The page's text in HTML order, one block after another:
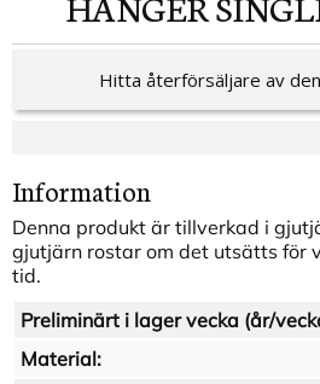
Hitta återförsäljare av
Information
Denna produkt är tillverkad i
gjutjärn rostar om det utsätts för
tid.
Preliminärt i lager vecka (år/
Material: